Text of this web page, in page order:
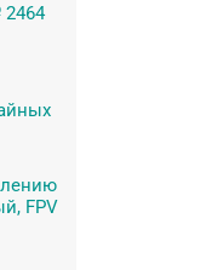
FPV